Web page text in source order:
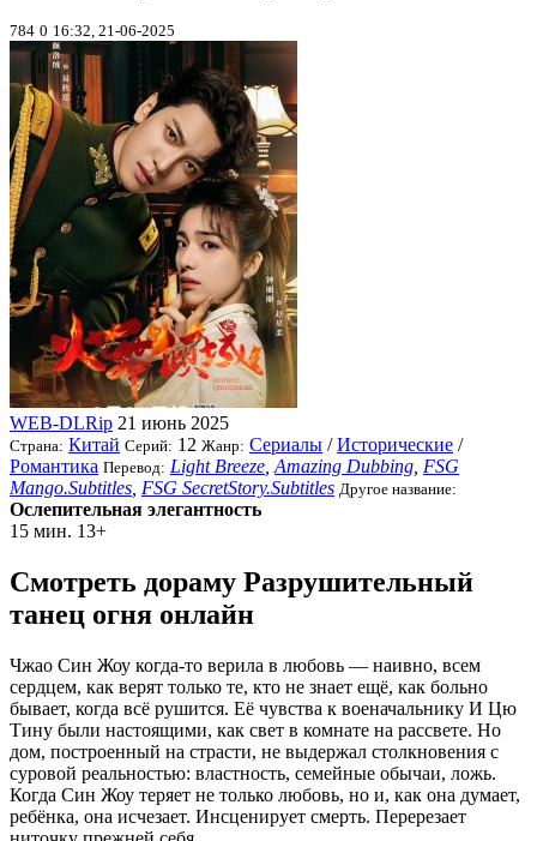
784 0 16:32, 21-06-2025
WEB-DLRip 21 июнь 2025
Страна: Китай Серий: 12 Жанр: Сериалы /Исторические /
Романтика Перевод: Light Breeze Amazing Dubbing FSG
Mango.Subtitles FSG SecretStory.Subtitles Другое название:
Ослепительная элегантность
15 мин. 13+
Смотреть дораму Разрушительный
танец огня онлайн
Чжао Син Жоу когда-то верила в любовь — наивно, всем
сердцем, как верят только те, кто не знает ещё, как больно
бывает, когда всё рушится. Её чувства к военачальнику И Цю
Тину были настоящими, как свет в комнате на рассвете. Но
дом, построенный на страсти, не выдержал столкновения с
суровой реальностью: властность, семейные обычаи, ложь.
Когда Син Жоу теряет не только любовь, но и, как она думает,
ребёнка, она исчезает. Инсценирует смерть. Перерезает